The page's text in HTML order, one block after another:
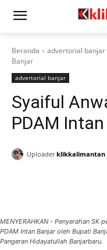
Beranda advertorial banjar
Banjar
advertorial banjar
Syaiful
PDAM
Uploader klikkalimantan
MENYERAHKAN - Penyerahan SK
PDAM Intan Banjar oleh Bupati
Pangeran Hidayatullah Banjarbaru.